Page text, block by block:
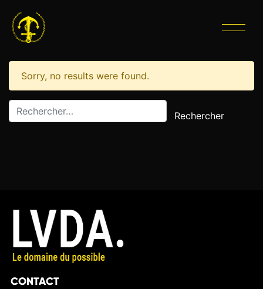
CATÉGORIE :
PHOTOGRAPHE
Sorry, no results were found.
Rechercher :
CONTACT